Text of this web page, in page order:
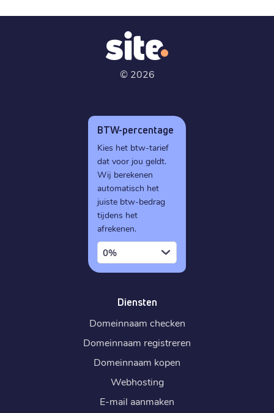
© 2026
BTW-percentage
Kies het btw-tarief
dat voor jou geldt.
Wij berekenen
automatisch het
juiste btw-bedrag
tijdens het
afrekenen.
0%
Diensten
Domeinnaam checken
Domeinnaam registreren
Domeinnaam kopen
Webhosting
E-mail aanmaken